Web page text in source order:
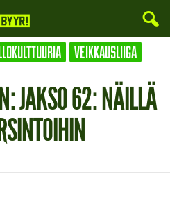
VEIKKAUSLIIGA
JAKSO 62: NÄILLÄ